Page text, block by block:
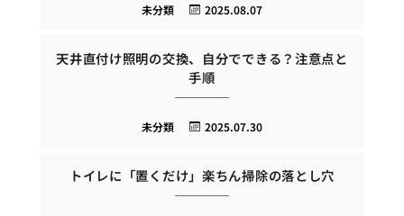
2025.08.07
未分類
天井直付け照明の交換、自分でできる？注意点と
手順
2025.07.30
未分類
トイレに「置くだけ」楽ちん掃除の落とし穴